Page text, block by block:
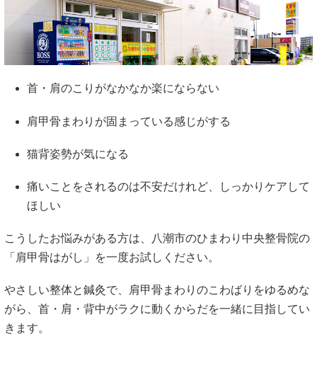
首・肩のこりがなかなか楽にならない
肩甲骨まわりが固まっている感じがする
猫背姿勢が気になる
痛いことをされるのは不安だけれど、しっかりケアして
ほしい
こうしたお悩みがある方は、八潮市のひまわり中央整骨院の
「肩甲骨はがし」を一度お試しください。
やさしい整体と鍼灸で、肩甲骨まわりのこわばりをゆるめな
がら、首・肩・背中がラクに動くからだを一緒に目指してい
きます。